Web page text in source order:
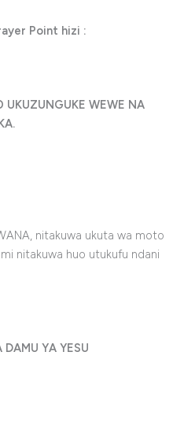
Point hizi :
UKUZUNGUKE WEWE NA
nitakuwa ukuta wa moto
nitakuwa huo utukufu ndani
DAMU YA YESU